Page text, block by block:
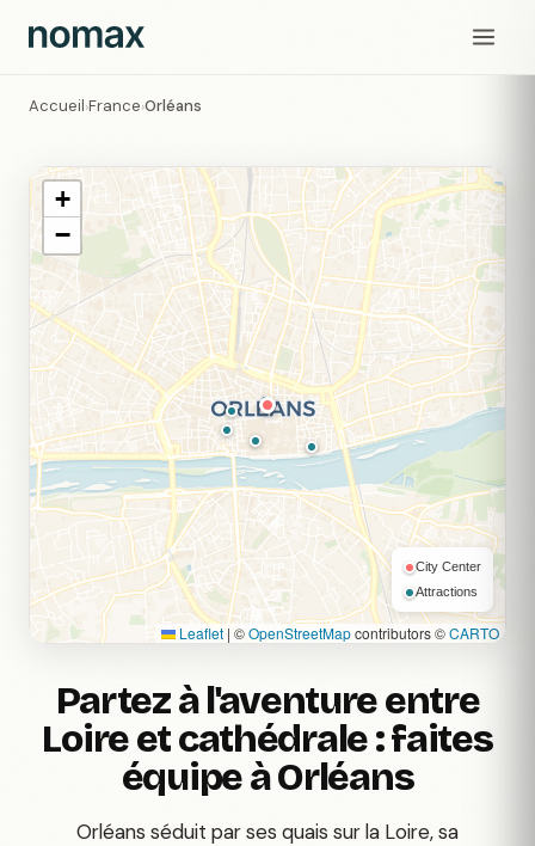
Accueil›France›Orléans
Partez à l'aventure entre
Loire et cathédrale : faites
équipe à Orléans
Orléans séduit par ses quais sur la Loire, sa
+
−
City Center
Attractions
Leaflet | ©OpenStreetMapcontributors ©CARTO